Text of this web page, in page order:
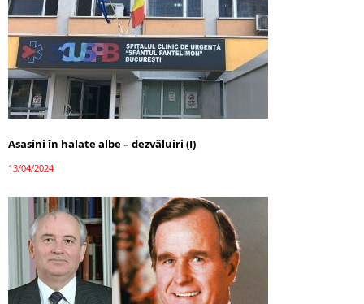
Asasini în halate albe – dezvăluiri (I)
13/04/2024